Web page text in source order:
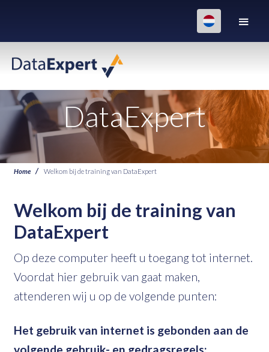
DataExpert
Home Welkom bij de training van DataExpert
Welkom bij de training van
DataExpert
Op deze computer heeft u toegang tot internet.
Voordat hier gebruik van gaat maken,
attenderen wij u op de volgende punten:
Het gebruik van internet is gebonden aan de